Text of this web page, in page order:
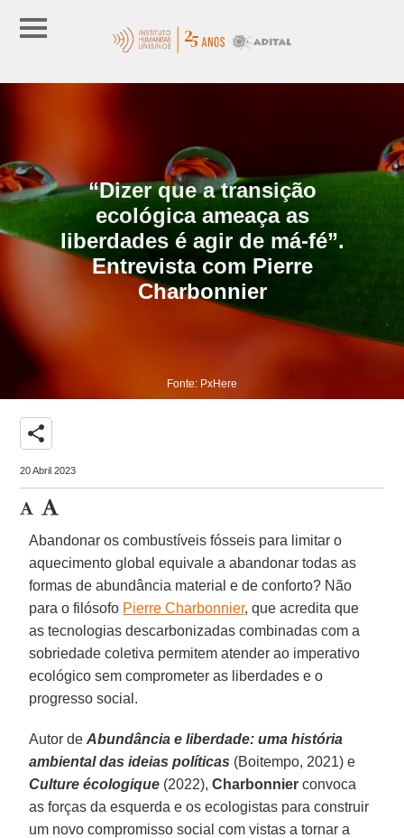
“Dizer que a transição
ecológica ameaça as
liberdades é agir de má-fé”.
Entrevista com Pierre
Charbonnier
Fonte: PxHere
share
20 Abril 2023
Abandonar os combustíveis fósseis para limitar o
aquecimento global equivale a abandonar todas as
formas de abundância material e de conforto? Não
para o filósofo Pierre Charbonnier, que acredita que
as tecnologias descarbonizadas combinadas com a
sobriedade coletiva permitem atender ao imperativo
ecológico sem comprometer as liberdades e o
progresso social.
Autor deAbundância e liberdade: uma história
ambiental das ideias políticas (Boitempo, 2021) e
Culture écologique (2022),Charbonnier convoca
as forças da esquerda e os ecologistas para construir
um novo compromisso social com vistas a tornar a